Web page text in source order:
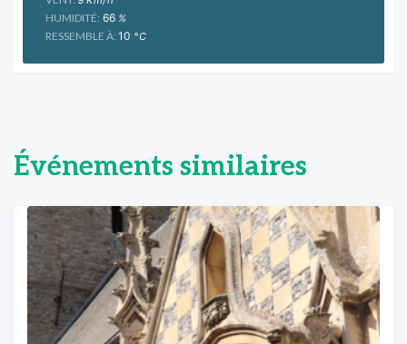
HUMIDITÉ: 66 %
RESSEMBLE À: 10 °C
Événements similaires